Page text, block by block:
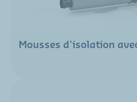
Mousses d'isolation